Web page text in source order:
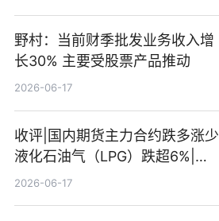
野村：当前财季批发业务收入增
长30% 主要受股票产品推动
2026-06-17
收评|国内期货主力合约跌多涨少
液化石油气（LPG）跌超6%|头
条焦点
2026-06-17